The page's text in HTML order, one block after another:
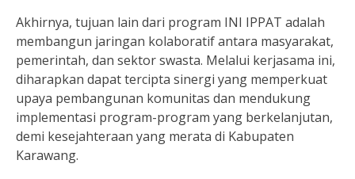
Akhirnya, tujuan lain dari program INI IPPAT adalah
membangun jaringan kolaboratif antara masyarakat,
pemerintah, dan sektor swasta. Melalui kerjasama ini,
diharapkan dapat tercipta sinergi yang memperkuat
upaya pembangunan komunitas dan mendukung
implementasi program-program yang berkelanjutan,
demi kesejahteraan yang merata di Kabupaten
Karawang.